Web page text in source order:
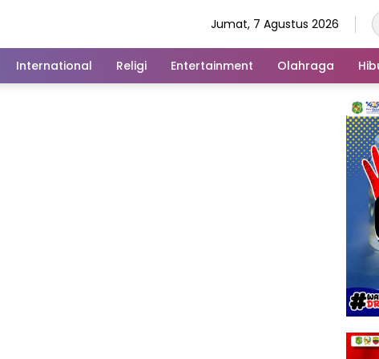
Jumat, 7 Agustus 2026
International Religi Entertainment Olahraga